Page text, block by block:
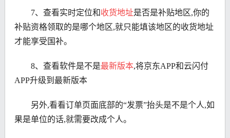
7、查看实时定位和收货地址是否是补贴地区,你的
补贴资格领取的是哪个地区,就只能填该地区的收货地址
才能享受国补。
8、查看软件是不是最新版本,将京东APP和云闪付
APP升级到最新版本
另外,看看订单页面底部的“发票”抬头是不是个人,如
果是单位的话,就需要改成个人。